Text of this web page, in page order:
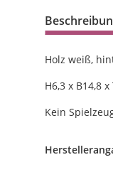
Holz weiß,
H6,3 x B14,8 x
Kein